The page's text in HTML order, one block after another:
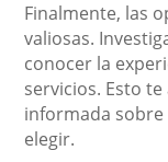
Finalmente, las
valiosas.
conocer la
servicios. Esto
informada
elegir.